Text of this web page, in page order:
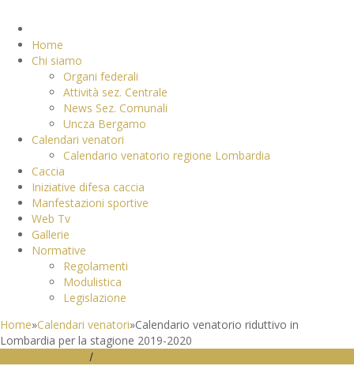
Home
Chi siamo
Organi federali
Attività sez. Centrale
News Sez. Comunali
Uncza Bergamo
Calendari venatori
Calendario venatorio regione Lombardia
Caccia
Iniziative difesa caccia
Manfestazioni sportive
Web Tv
Gallerie
Normative
Regolamenti
Modulistica
Legislazione
Home»Calendari venatori»Calendario venatorio riduttivo in
Lombardia per la stagione 2019-2020
/